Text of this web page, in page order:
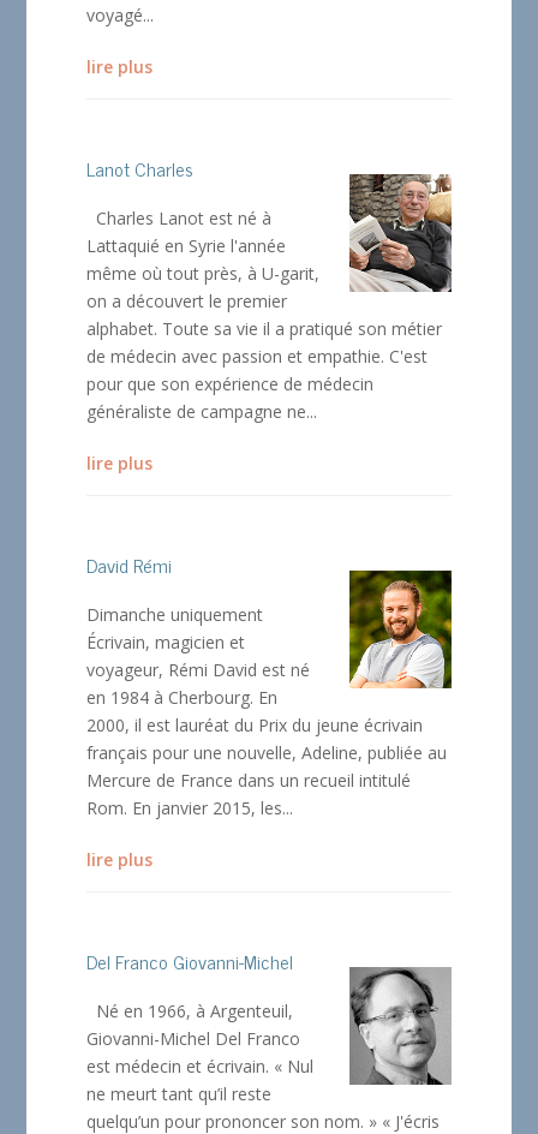
voyagé...
lire plus
Lanot Charles
Charles Lanot est né à
Lattaquié en Syrie l'année
même où tout près, à U-garit,
on a découvert le premier
alphabet. Toute sa vie il a pratiqué son métier
de médecin avec passion et empathie. C'est
pour que son expérience de médecin
généraliste de campagne ne...
lire plus
David Rémi
Dimanche uniquement
Écrivain, magicien et
voyageur, Rémi David est né
en 1984 à Cherbourg. En
2000, il est lauréat du Prix du jeune écrivain
français pour une nouvelle, Adeline, publiée au
Mercure de France dans un recueil intitulé
Rom. En janvier 2015, les...
lire plus
Del Franco Giovanni-Michel
Né en 1966, à Argenteuil,
Giovanni-Michel Del Franco
est médecin et écrivain. « Nul
ne meurt tant qu’il reste
quelqu’un pour prononcer son nom. » « J'écris